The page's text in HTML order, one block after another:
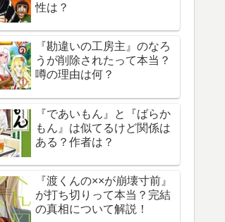
性は？
『勘違いの工房主』のなろ
うが削除されたって本当？
噂の理由は何？
『であいもん』と『ばらか
もん』は似てるけど関係は
ある？作者は？
『渡くんの××が崩壊寸前』
が打ち切りって本当？完結
の真相について解説！